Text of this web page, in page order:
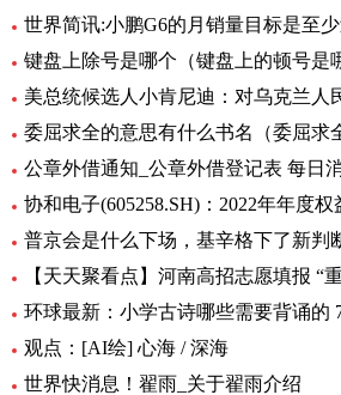
世界简讯:小鹏G6的月销量目标是至
键盘上除号是哪个（键盘上的顿号是
委屈求全的意思有什么书名（委屈求
公章外借通知_公章外借登记表 每日
观点：[AI绘] 心海 / 深海
世界快消息！翟雨_关于翟雨介绍